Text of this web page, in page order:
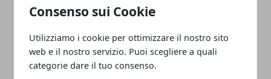
Consenso sui Cookie
Utilizziamo i cookie per ottimizzare il nostro sito
web e il nostro servizio. Puoi scegliere a quali
categorie dare il tuo consenso.
ARTICOLI CORRELATI